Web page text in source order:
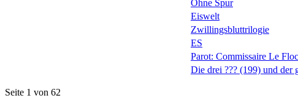
Ohne Spur
Eiswelt
Zwillingsbluttrilogie
ES
Parot: Commissaire Le
Die drei ??? (199) und der
Seite 1 von 62